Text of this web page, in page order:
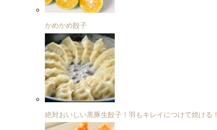
かめかめ餃子
絶対おいしい黒豚生餃子！羽もキレイにつけて焼ける！